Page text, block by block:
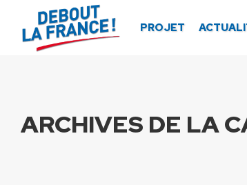
PROJET
ARCHIVES DE LA
Panneau de gestion des cookies